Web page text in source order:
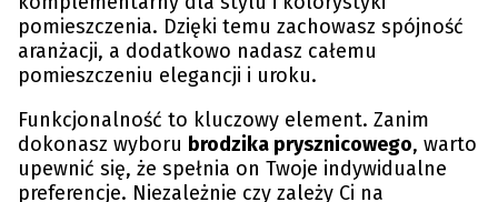
pomieszczenia. Dzięki temu zachowasz spójność
aranżacji, a dodatkowo nadasz całemu
pomieszczeniu elegancji i uroku.
Funkcjonalność to kluczowy element. Zanim
dokonasz wyboru brodzika prysznicowego, warto
upewnić się, że spełnia on Twoje indywidualne
preferencje. Niezależnie czy zależy Ci na